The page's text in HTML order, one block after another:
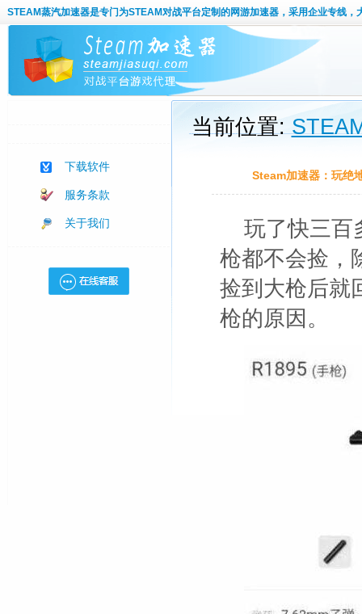
STEAM蒸汽加速器是专门为STEAM对战平台定制的网游加速器，采用企业专线，
下载软件
服务条款
关于我们
当前位置:
Steam加速器：玩绝
玩了快三百
枪都不会捡，
捡到大枪后就
枪的原因。